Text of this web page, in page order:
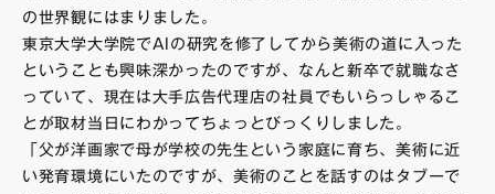
の世界観にはまりました。
東京大学大学院でAIの研究を修了してから美術の道に入った
ということも興味深かったのですが、なんと新卒で就職なさ
っていて、現在は大手広告代理店の社員でもいらっしゃるこ
とが取材当日にわかってちょっとびっくりしました。
「父が洋画家で母が学校の先生という家庭に育ち、美術に近
い発育環境にいたのですが、美術のことを話すのはタブーで